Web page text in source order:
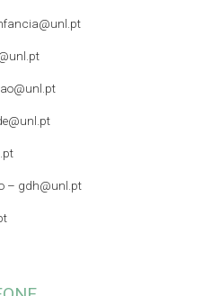
– gdh@unl.pt